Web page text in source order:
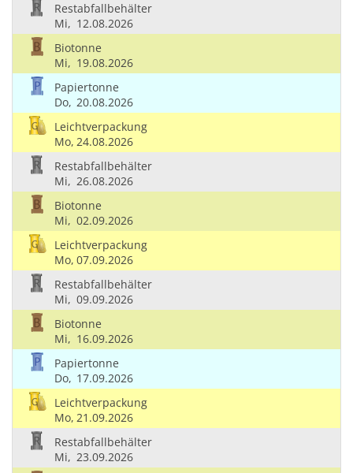
Restabfallbehälter
Mi, 12.08.2026
Biotonne
Mi, 19.08.2026
Papiertonne
Do, 20.08.2026
Leichtverpackung
Mo, 24.08.2026
Restabfallbehälter
Mi, 26.08.2026
Biotonne
Mi, 02.09.2026
Leichtverpackung
Mo, 07.09.2026
Restabfallbehälter
Mi, 09.09.2026
Biotonne
Mi, 16.09.2026
Papiertonne
Do, 17.09.2026
Leichtverpackung
Mo, 21.09.2026
Restabfallbehälter
Mi, 23.09.2026